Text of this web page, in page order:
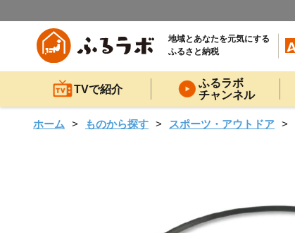
地域とあなたを元気にする
ふるさと納税
TVで紹介
ふるラボ
チャンネル
ホーム ものから探す スポーツ・アウトドア